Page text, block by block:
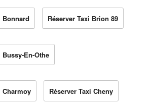
Bonnard Réserver Taxi Brion 89
Bussy-En-Othe
Charmoy Réserver Taxi Cheny